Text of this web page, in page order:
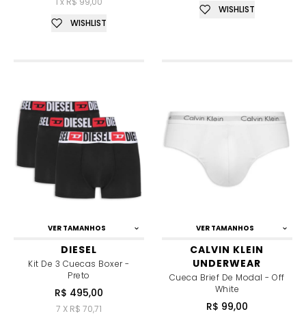
WISHLIST
WISHLIST
VER TAMANHOS
DIESEL
Kit De 3 Cuecas Boxer -
Preto
R$ 495,00
7 X R$ 70,71
VER TAMANHOS
CALVIN KLEIN
UNDERWEAR
Cueca Brief De Modal - Off
White
R$ 99,00